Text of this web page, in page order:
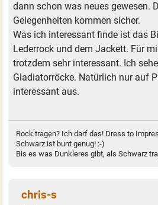
dann schon was neues gewesen.
Gelegenheiten kommen sicher.
Was ich interessant finde ist das
Lederrock und dem Jackett. Für
trotzdem sehr interessant. Ich
Gladiatorröcke. Natürlich nur auf
interessant aus.
Rock tragen? Ich darf das! Dress to
Schwarz ist bunt genug! :-)
Bis es was Dunkleres gibt, als Schwarz
chris-s